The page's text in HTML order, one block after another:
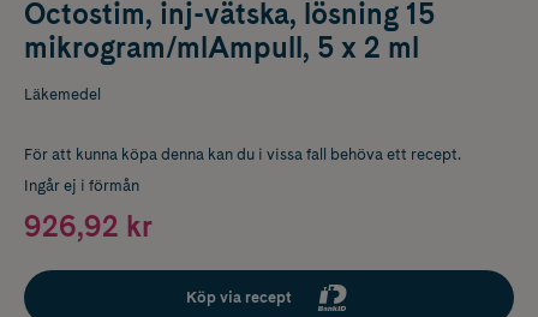
Octostim, inj-vätska, lösning 15
mikrogram/mlAmpull, 5 x 2 ml
Läkemedel
För att kunna köpa denna kan du i vissa fall behöva ett recept.
Ingår ej i förmån
926,92 kr
Köp via recept